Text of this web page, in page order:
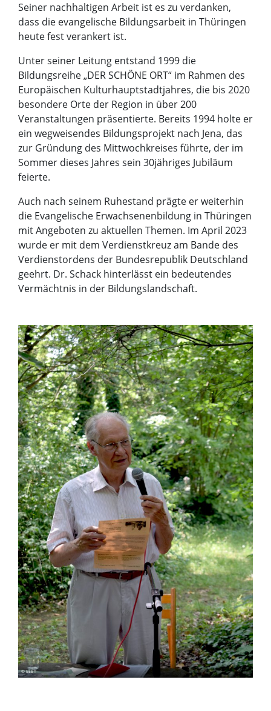
Seiner nachhaltigen Arbeit ist es zu verdanken,
dass die evangelische Bildungsarbeit in Thüringen
heute fest verankert ist.
Unter seiner Leitung entstand 1999 die
Bildungsreihe „DER SCHÖNE ORT“ im Rahmen des
Europäischen Kulturhauptstadtjahres, die bis 2020
besondere Orte der Region in über 200
Veranstaltungen präsentierte. Bereits 1994 holte er
ein wegweisendes Bildungsprojekt nach Jena, das
zur Gründung des Mittwochkreises führte, der im
Sommer dieses Jahres sein 30jähriges Jubiläum
feierte.
Auch nach seinem Ruhestand prägte er weiterhin
die Evangelische Erwachsenenbildung in Thüringen
mit Angeboten zu aktuellen Themen. Im April 2023
wurde er mit dem Verdienstkreuz am Bande des
Verdienstordens der Bundesrepublik Deutschland
geehrt. Dr. Schack hinterlässt ein bedeutendes
Vermächtnis in der Bildungslandschaft.
© EEBT